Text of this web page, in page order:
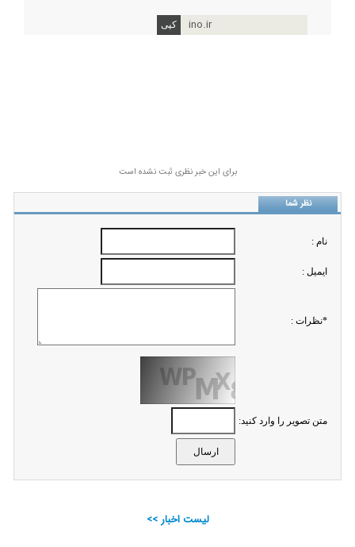
ino.ir
برای این خبر نظری ثبت نشده است
نظر شما
نام :
ايميل :
*نظرات :
متن تصویر را وارد کنید:
لیست اخبار >>